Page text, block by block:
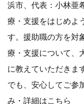
浜市、代表：小林亜
療・支援をはじめよ
す。援助職の方を対
療・支援について、
に教えていただきま
でも、安心してご参
み・詳細はこちら